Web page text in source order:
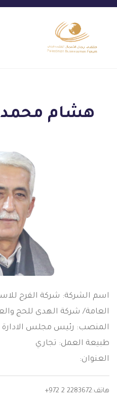
هشام محمد
اسم الشركة: شركة الفرح
العامة/ شركة الهدى للحج
المنصب: رئيس مجلس الادارة
طبيعة العمل: تجاري
العنوان:
هاتف:+972 2 2283672